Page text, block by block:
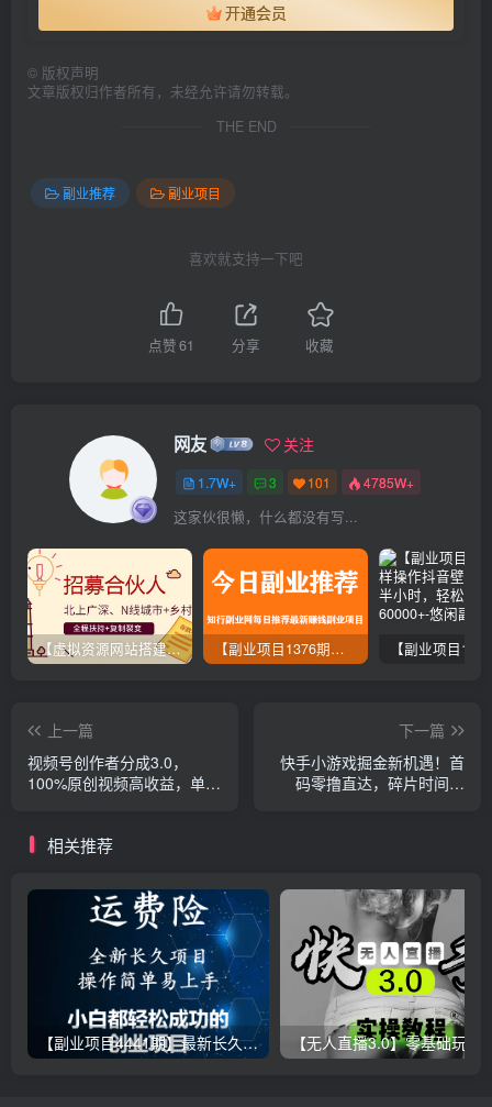
开通会员
© 版权声明
文章版权归作者所有，未经允许请勿转载。
THE END
副业推荐 副业项目
喜欢就支持一下吧
点赞61 分享 收藏
网友 关注
1.7W+ 3 101 4785W+
这家伙很懒，什么都没有写...
【虚拟资源网站搭建服务】加盟本站系统，做一个和本站一样的独立网站，躺赚的项目 【副业项目1376期】龟课最新闲鱼项目玩法实战教程_全新升级月收益几千到几万
上一篇
视频号创作者分成3.0，
100%原创视频高收益，单日
下一篇
快手小游戏掘金新机遇！首
码零撸直达，碎片时间变
相关推荐
【副业项目4441期】最新长久稳定暴利项目，运费险全新玩法，日赚1000（包含详细教程，全程指导）